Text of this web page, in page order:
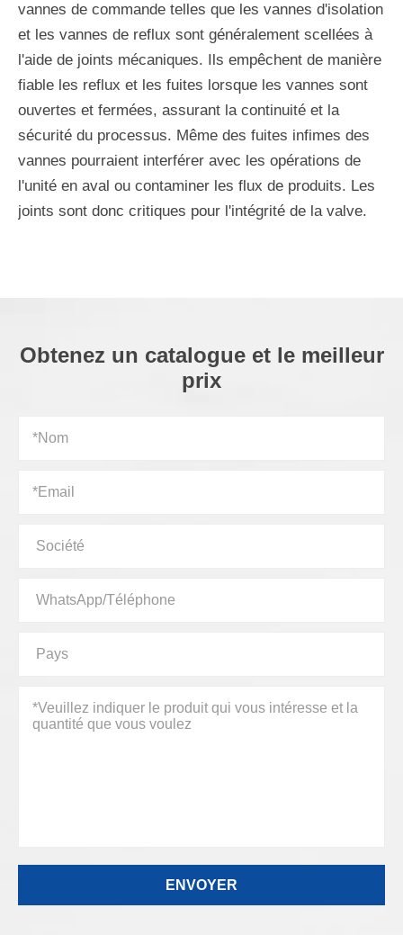
vannes de commande telles que les vannes d'isolation
et les vannes de reflux sont généralement scellées à
l'aide de joints mécaniques. Ils empêchent de manière
fiable les reflux et les fuites lorsque les vannes sont
ouvertes et fermées, assurant la continuité et la
sécurité du processus. Même des fuites infimes des
vannes pourraient interférer avec les opérations de
l'unité en aval ou contaminer les flux de produits. Les
joints sont donc critiques pour l'intégrité de la valve.
Obtenez un catalogue et le meilleur
prix